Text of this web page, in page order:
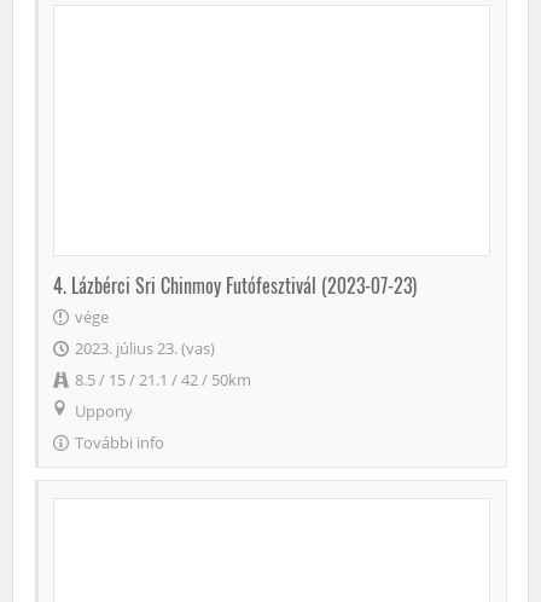
4. Lázbérci Sri Chinmoy Futófesztivál (2023-07-23)
vége
2023. július 23. (vas)
8.5 / 15 / 21.1 / 42 / 50km
Uppony
További info